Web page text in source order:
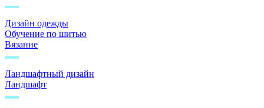
Дизайн одежды
Обучение по шитью
Вязание
Ландшафтный дизайн
Ландшафт